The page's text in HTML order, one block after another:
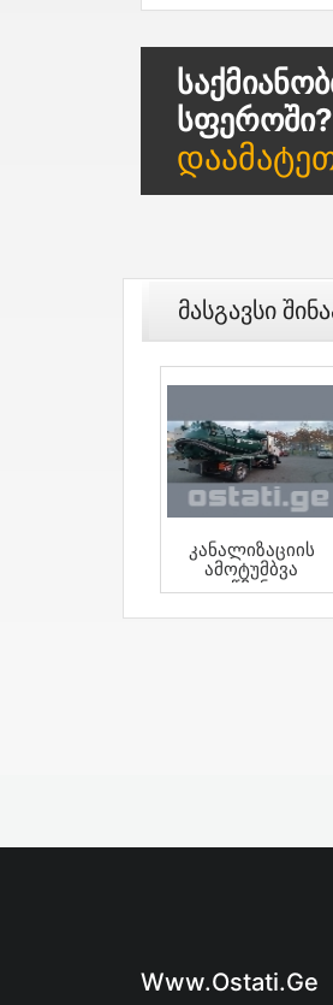
Სფეროში?
Მასგავსი
Კანალიზაციის
Ამოტუმბვა
Გაწმენდა
Www.ostati.ge